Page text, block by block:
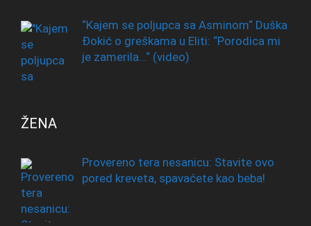
“Kajem se poljupca sa Asminom“ Duška
Đokić o greškama u Eliti: “Porodica mi
je zamerila…“ (video)
ŽENA
Provereno tera nesanicu: Stavite ovo
pored kreveta, spavaćete kao beba!